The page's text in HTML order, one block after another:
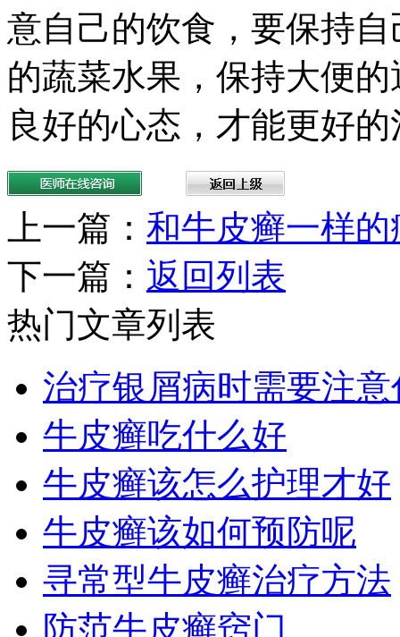
意自己的饮食，要保持
的蔬菜水果，保持大便
良好的心态，才能更好
上一篇： 和牛皮癣一样的
下一篇： 返回列表
热门文章列表
治疗银屑病时需要注意
牛皮癣吃什么好
牛皮癣该怎么护理才好
牛皮癣该如何预防呢
寻常型牛皮癣治疗方法
防范牛皮癣窍门